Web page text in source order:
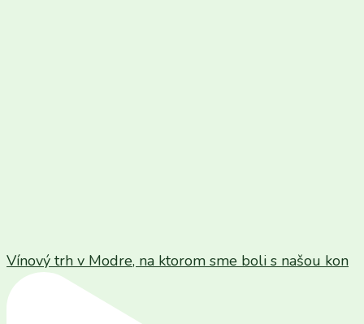
Vínový trh v Modre, na ktorom sme boli s našou kon